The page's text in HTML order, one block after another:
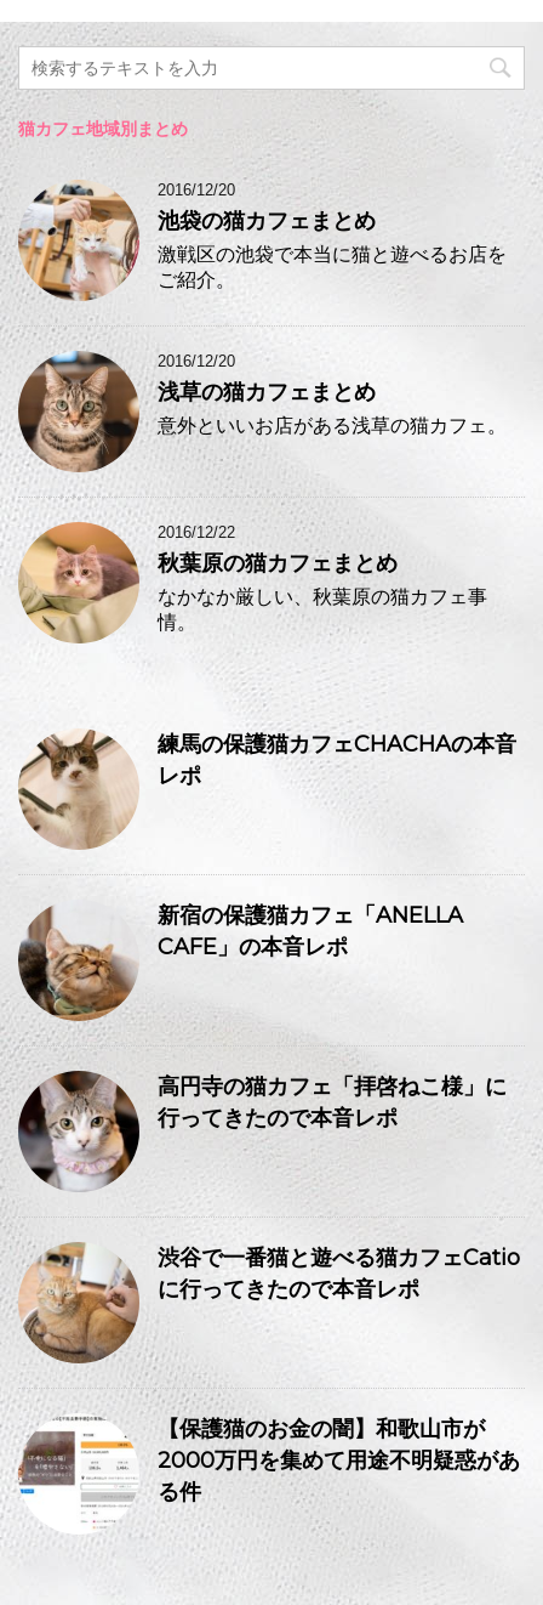
猫カフェ地域別まとめ
2016/12/20
池袋の猫カフェまとめ
激戦区の池袋で本当に猫と遊べるお店を
ご紹介。
2016/12/20
浅草の猫カフェまとめ
意外といいお店がある浅草の猫カフェ。
2016/12/22
秋葉原の猫カフェまとめ
なかなか厳しい、秋葉原の猫カフェ事
情。
練馬の保護猫カフェCHACHAの本音
レポ
新宿の保護猫カフェ「ANELLA
CAFE」の本音レポ
高円寺の猫カフェ「拝啓ねこ様」に
行ってきたので本音レポ
渋谷で一番猫と遊べる猫カフェCatio
に行ってきたので本音レポ
【保護猫のお金の闇】和歌山市が
2000万円を集めて用途不明疑惑があ
る件